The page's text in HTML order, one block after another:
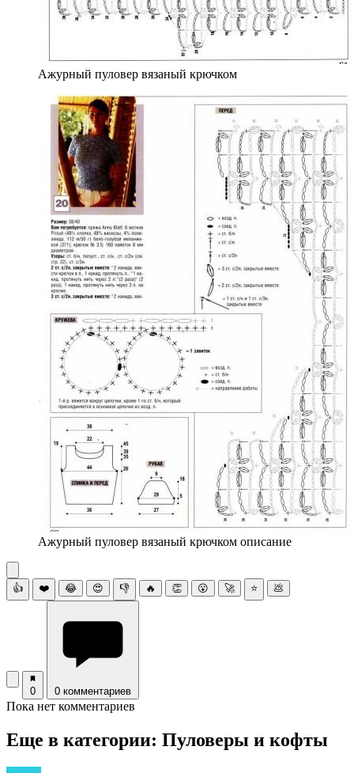
Ажурный пуловер вязаный крючком
Ажурный пуловер вязаный крючком описание
👍 ❤️ 😂 😍 👎 🔥 👏 😮 🚀 ⭐ 💩
0 0 комментариев
Пока нет комментариев
Еще в категории: Пуловеры и кофты